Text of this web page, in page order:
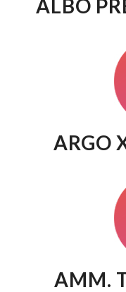
ALBO
ARGO
AMM.